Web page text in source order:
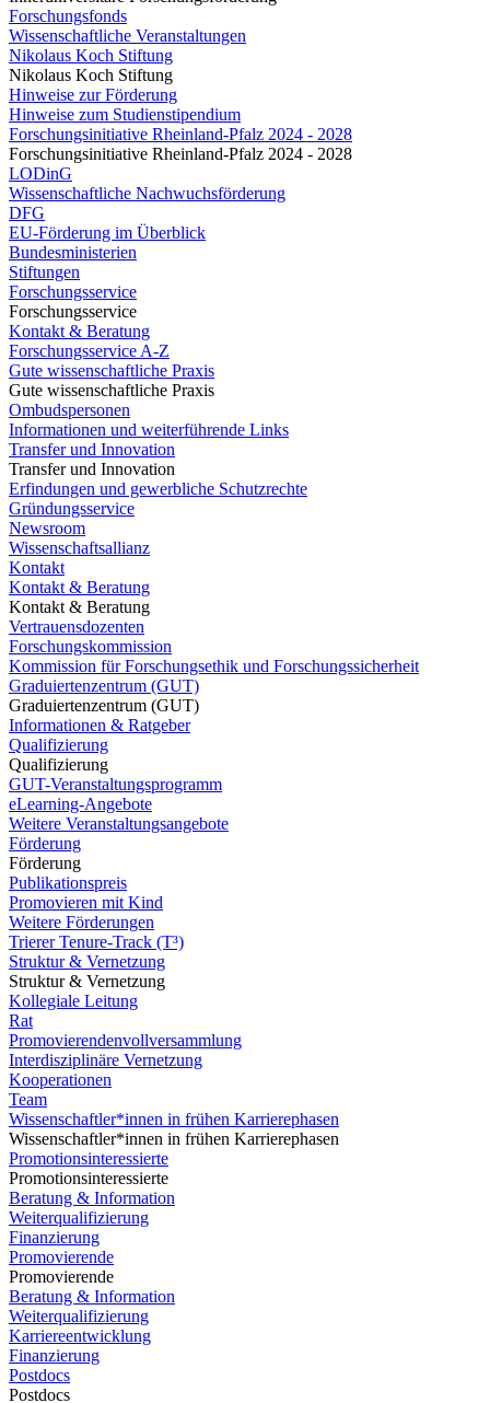
Forschungsfonds
Wissenschaftliche Veranstaltungen
Nikolaus Koch Stiftung
Nikolaus Koch Stiftung
Hinweise zur Förderung
Hinweise zum Studienstipendium
Forschungsinitiative Rheinland-Pfalz 2024 - 2028
Forschungsinitiative Rheinland-Pfalz 2024 - 2028
LODinG
Wissenschaftliche Nachwuchsförderung
DFG
EU-Förderung im Überblick
Bundesministerien
Stiftungen
Forschungsservice
Forschungsservice
Kontakt & Beratung
Forschungsservice A-Z
Gute wissenschaftliche Praxis
Gute wissenschaftliche Praxis
Ombudspersonen
Informationen und weiterführende Links
Transfer und Innovation
Transfer und Innovation
Erfindungen und gewerbliche Schutzrechte
Gründungsservice
Newsroom
Wissenschaftsallianz
Kontakt
Kontakt & Beratung
Kontakt & Beratung
Vertrauensdozenten
Forschungskommission
Kommission für Forschungsethik und Forschungssicherheit
Graduiertenzentrum (GUT)
Graduiertenzentrum (GUT)
Informationen & Ratgeber
Qualifizierung
Qualifizierung
GUT-Veranstaltungsprogramm
eLearning-Angebote
Weitere Veranstaltungsangebote
Förderung
Förderung
Publikationspreis
Promovieren mit Kind
Weitere Förderungen
Trierer Tenure-Track (T³)
Struktur & Vernetzung
Struktur & Vernetzung
Kollegiale Leitung
Rat
Promovierendenvollversammlung
Interdisziplinäre Vernetzung
Kooperationen
Team
Wissenschaftler*innen in frühen Karrierephasen
Wissenschaftler*innen in frühen Karrierephasen
Promotionsinteressierte
Promotionsinteressierte
Beratung & Information
Weiterqualifizierung
Finanzierung
Promovierende
Promovierende
Beratung & Information
Weiterqualifizierung
Karriereentwicklung
Finanzierung
Postdocs
Postdocs